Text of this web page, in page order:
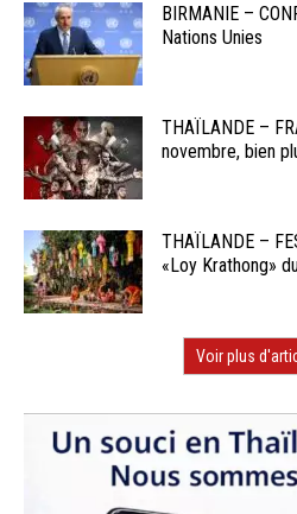
BIRMANIE –
Nations Unies
THAÏLANDE –
novembre, bien
THAÏLANDE –
«Loy Krathong»
Voir plus